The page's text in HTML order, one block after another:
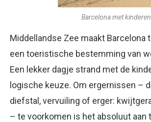
Barcelona met
Middellandse Zee maakt Barcelona
een toeristische bestemming van
Een lekker dagje strand met de
logische keuze. Om ergernissen –
diefstal, vervuiling of erger:
– te voorkomen is het absoluut aan